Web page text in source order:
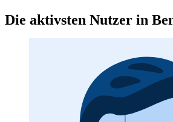
Die aktivsten Nutzer in